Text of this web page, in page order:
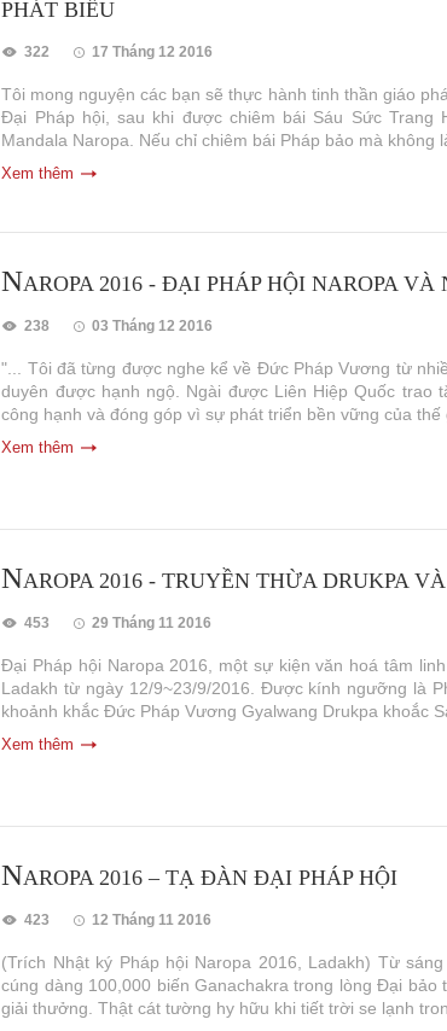
PHÁT BIỂU
322 17 Tháng 12 2016
Tôi mong nguyện các bạn sẽ thực hành tinh thần giáo
Đại Pháp hội, sau khi được chiêm bái Sáu Sức
Mandala Naropa. Nếu chỉ chiêm bái Pháp bảo mà không
Xem thêm
NAROPA 2016 - ĐẠI PHÁP HỘI NAROPA
238 03 Tháng 12 2016
"... Tôi đã từng được nghe kể về Đức Pháp Vương từ
duyên được hạnh ngộ. Ngài được Liên Hiệp Quốc trao
công hạnh và đóng góp vì sự phát triển bền vững của thế
Xem thêm
NAROPA 2016 - TRUYỀN THỪA DRUKPA
453 29 Tháng 11 2016
Đại Pháp hội Naropa 2016, một sự kiện văn hoá tâm
Ladakh từ ngày 12/9~23/9/2016. Được kính ngưỡng là
khoảnh khắc Đức Pháp Vương Gyalwang Drukpa khoắc
Xem thêm
NAROPA 2016 – TẠ ĐÀN ĐẠI PHÁP HỘI
423 12 Tháng 11 2016
(Trích Nhật ký Pháp hội Naropa 2016, Ladakh) Từ
cúng dàng 100,000 biến Ganachakra trong lòng Đại
giải thưởng. Thật cát tường hy hữu khi tiết trời se lạnh